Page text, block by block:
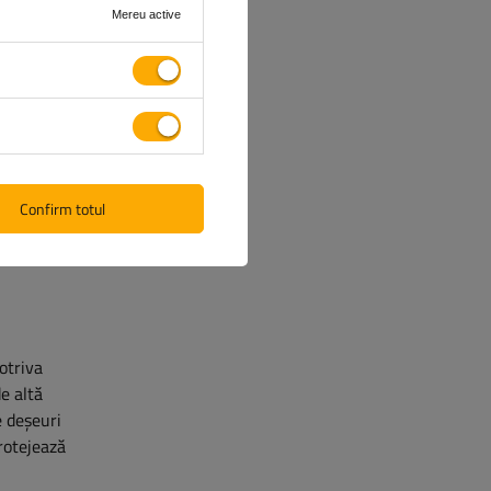
o
și
altă
Mereu active
Confirm totul